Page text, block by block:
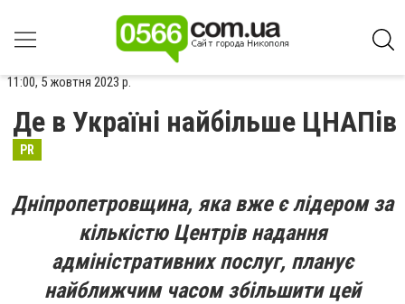
11:00, 5 жовтня 2023 р.
Де в Україні найбільше ЦНАПів
PR
Дніпропетровщина, яка вже є лідером за
кількістю Центрів надання
адміністративних послуг, планує
найближчим часом збільшити цей